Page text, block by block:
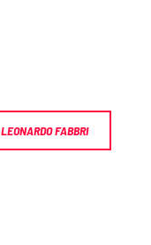
LEONARDO FABBRI